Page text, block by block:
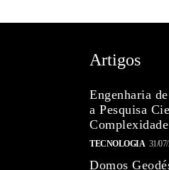
Artigos
Engenharia
a Pesquisa
Complexidade
TECNOLOGIA 31/
Domos